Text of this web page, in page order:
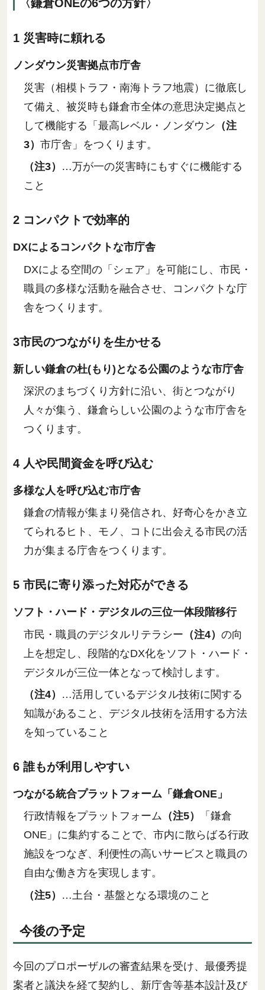
〈鎌倉ONEの6つの方針〉
1 災害時に頼れる
ノンダウン災害拠点市庁舎
災害（相模トラフ・南海トラフ地震）に徹底し
て備え、被災時も鎌倉市全体の意思決定拠点と
して機能する「最高レベル・ノンダウン （注
3） 市庁舎」をつくります。
（注3） …万が一の災害時にもすぐに機能する
こと
2 コンパクトで効率的
DXによるコンパクトな市庁舎
DXによる空間の「シェア」を可能にし、市民・
職員の多様な活動を融合させ、コンパクトな庁
舎をつくります。
3市民のつながりを生かせる
新しい鎌倉の杜(もり)となる公園のような市庁舎
深沢のまちづくり方針に沿い、街とつながり
人々が集う、鎌倉らしい公園のような市庁舎を
つくります。
4 人や民間資金を呼び込む
多様な人を呼び込む市庁舎
鎌倉の情報が集まり発信され、好奇心をかき立
てられるヒト、モノ、コトに出会える市民の活
力が集まる庁舎をつくります。
5 市民に寄り添った対応ができる
ソフト・ハード・デジタルの三位一体段階移行
市民・職員のデジタルリテラシー （注4） の向
上を想定し、段階的なDX化をソフト・ハード・
デジタルが三位一体となって検討します。
（注4） …活用しているデジタル技術に関する
知識があること、デジタル技術を活用する方法
を知っていること
6 誰もが利用しやすい
つながる統合プラットフォーム「鎌倉ONE」
行政情報をプラットフォーム （注5）
「鎌倉
ONE」に集約することで、市内に散らばる行政
施設をつなぎ、利便性の高いサービスと職員の
自由な働き方を実現します。
（注5） …土台・基盤となる環境のこと
今後の予定
今回のプロポーザルの審査結果を受け、最優秀提
案者と議決を経て契約し、新庁舎等基本設計及び